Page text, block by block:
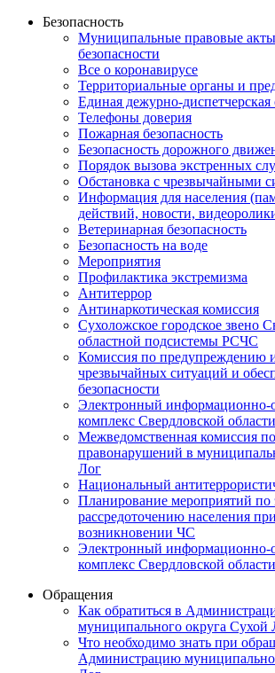
Безопасность
Муниципальные правовые
безопасности
Все о коронавирусе
Территориальные органы и
Единая дежурно-
Телефоны доверия
Пожарная безопасность
Безопасность дорожного
Порядок вызова экстренных
Обстановка с чрезвычайными
Информация для населения
действий, новости,
Ветеринарная безопасность
Безопасность на воде
Мероприятия
Профилактика экстремизма
Антитеррор
Антинаркотическая комиссия
Сухоложское городское звено
областной подсистемы РСЧС
Комиссия по предупреждению
чрезвычайных ситуаций и
безопасности
Электронный информационно-
комплекс Cвердловской области
Межведомственная комиссия
правонарушений в
Лог
Национальный
Планирование мероприятий по
рассредоточению населения
возникновении ЧС
Электронный информационно-
комплекс Свердловской области
Обращения
Как обратиться в
муниципального округа Сухой
Что необходимо знать при
Администрацию